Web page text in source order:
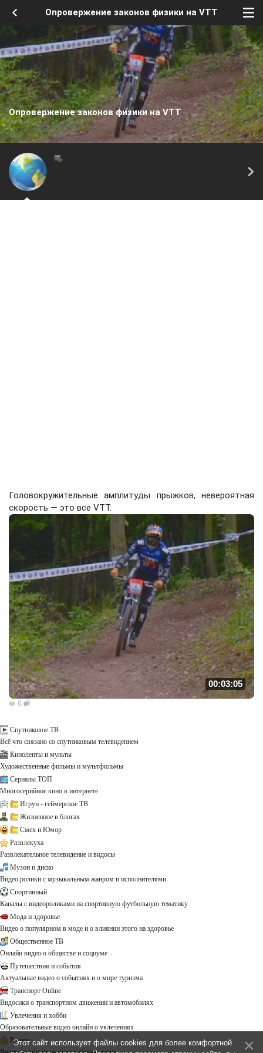
Опровержение законов физики на VTT
Опровержение законов физики на VTT
Головокружительные амплитуды прыжков, невероятная
скорость — это все VTT.
00:03:05
0
Спутниковое ТВ
Всё что связано со спутниковым телевидением
Киноленты и мульты
Художественные фильмы и мультфильмы
Сериалы ТОП
Многосерийное кино в интернете
Игрун - геймерское ТВ
Жизненное в блогах
Смех и Юмор
Развлекуха
Развлекательное телевидение и видосы
Музон и диско
Видео ролики с музыкальным жанром и исполнителями
Спортивный
Каналы с видеороликами на спортивную футбольную тематику
Мода и здоровье
Видео о популярном в моде и о влиянии этого на здоровье
Общественное ТВ
Онлайн видео о обществе и социуме
Путешествия и события
Актуальные видео о событиях и о мире туризма
Транспорт Online
Видосики о транспортном движении и автомобилях
Увлечения и хобби
Образовательные видео онлайн о увлечениях
Разное
Этот сайт использует файлы cookies для более комфортной